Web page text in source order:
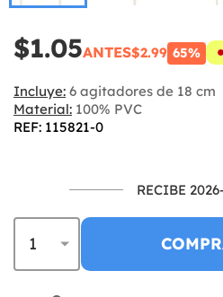
$1.05ANTES$2.99 65%
Incluye: 6 agitadores de 18 cm
Material: 100% PVC
REF: 115821-0
RECIBE